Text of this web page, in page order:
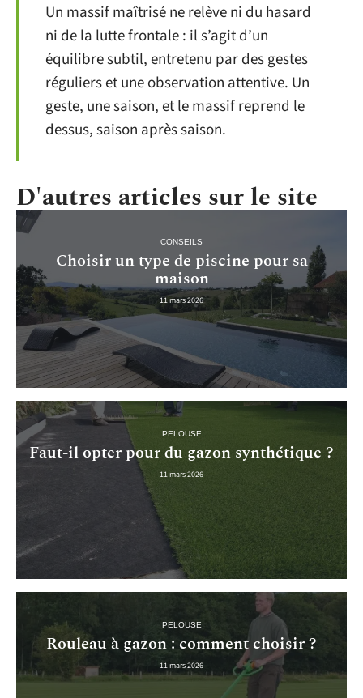
Un massif maîtrisé ne relève ni du hasard
ni de la lutte frontale : il s’agit d’un
équilibre subtil, entretenu par des gestes
réguliers et une observation attentive. Un
geste, une saison, et le massif reprend le
dessus, saison après saison.
D'autres articles sur le site
CONSEILS
Choisir un type de piscine pour sa
maison
11 mars 2026
PELOUSE
Faut-il opter pour du gazon synthétique ?
11 mars 2026
PELOUSE
Rouleau à gazon : comment choisir ?
11 mars 2026